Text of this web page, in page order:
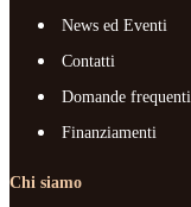
News ed Eventi
Contatti
Domande frequenti
Finanziamenti
Chi siamo